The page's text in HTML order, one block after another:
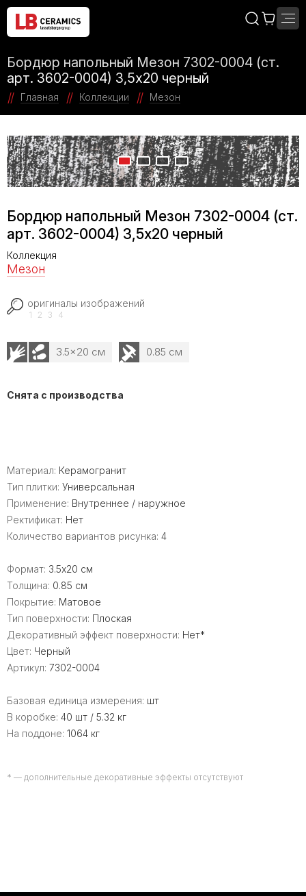
Бордюр напольный Мезон 7302-0004 (ст.
арт. 3602-0004) 3,5х20 черный
Главная Коллекции Мезон
Бордюр напольный Мезон 7302-0004 (ст.
арт. 3602-0004) 3,5х20 черный
Коллекция
Мезон
оригиналы изображений
1 2 3 4
3.5x20 см 0.85 см
Снята с производства
Материал: Керамогранит
Тип плитки: Универсальная
Применение: Внутреннее / наружное
Ректификат: Нет
Количество вариантов рисунка: 4
Формат: 3.5x20 см
Толщина: 0.85 см
Покрытие: Матовое
Тип поверхности: Плоская
Декоративный эффект поверхности: Нет*
Цвет: Черный
Артикул: 7302-0004
Базовая единица измерения: шт
В коробке: 40 шт / 5.32 кг
На поддоне: 1064 кг
* — дополнительные декоративные эффекты отсутствуют